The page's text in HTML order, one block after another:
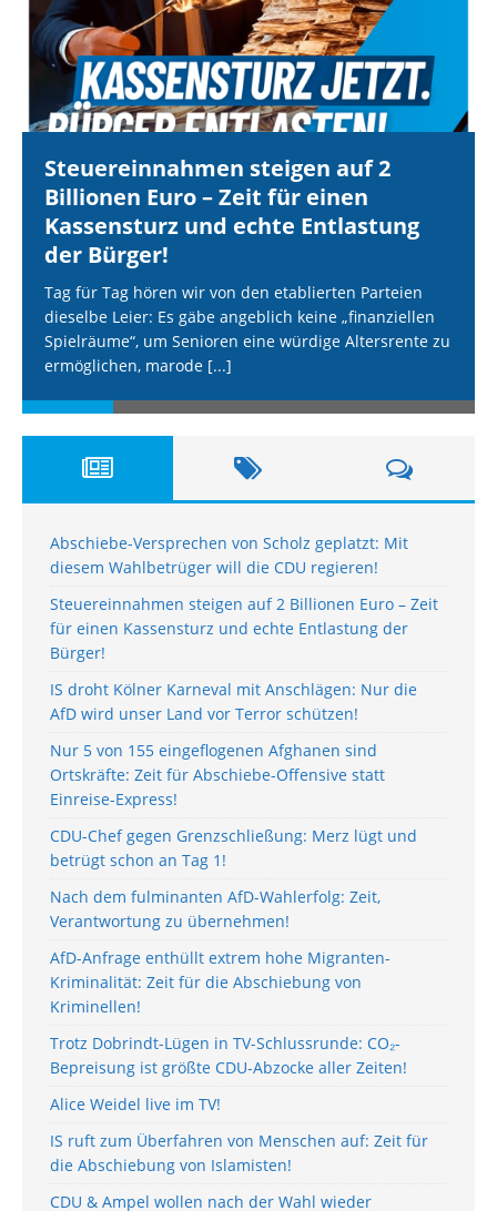
Steuereinnahmen steigen auf 2
Billionen Euro – Zeit für einen
Kassensturz und echte Entlastung
der Bürger!
Tag für Tag hören wir von den etablierten Parteien
dieselbe Leier: Es gäbe angeblich keine „finanziellen
Spielräume“, um Senioren eine würdige Altersrente zu
ermöglichen, marode [...]
Abschiebe-Versprechen von Scholz geplatzt: Mit
diesem Wahlbetrüger will die CDU regieren!
Steuereinnahmen steigen auf 2 Billionen Euro – Zeit
für einen Kassensturz und echte Entlastung der
Bürger!
IS droht Kölner Karneval mit Anschlägen: Nur die
AfD wird unser Land vor Terror schützen!
Nur 5 von 155 eingeflogenen Afghanen sind
Ortskräfte: Zeit für Abschiebe-Offensive statt
Einreise-Express!
CDU-Chef gegen Grenzschließung: Merz lügt und
betrügt schon an Tag 1!
Nach dem fulminanten AfD-Wahlerfolg: Zeit,
Verantwortung zu übernehmen!
AfD-Anfrage enthüllt extrem hohe Migranten-
Kriminalität: Zeit für die Abschiebung von
Kriminellen!
Trotz Dobrindt-Lügen in TV-Schlussrunde: CO₂-
Bepreisung ist größte CDU-Abzocke aller Zeiten!
Alice Weidel live im TV!
IS ruft zum Überfahren von Menschen auf: Zeit für
die Abschiebung von Islamisten!
CDU & Ampel wollen nach der Wahl wieder